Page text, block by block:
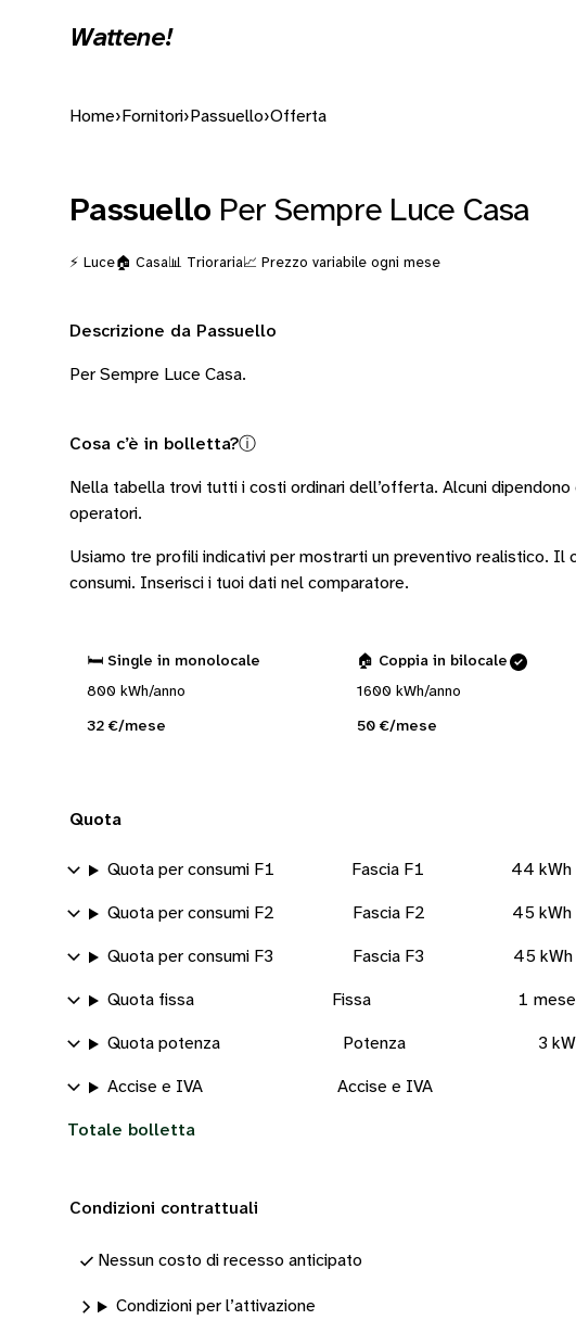
Wattene!
Home› Fornitori› Passuello›Offerta
Passuello Per Sempre Luce Casa
⚡ Luce🏠 Casa📊 Trioraria📈 Prezzo variabile ogni mese
Descrizione da Passuello
Per Sempre Luce Casa.
Cosa c’è in bolletta?ⓘ
Nella tabella trovi tutti i costi ordinari dell’offerta. Alcuni dipendono
operatori.
Usiamo tre profili indicativi per mostrarti un preventivo realistico. Il
consumi. Inserisci i tuoi dati nel comparatore.
🛏️ Single in monolocale
800 kWh/anno
32 €/mese
🏠 Coppia in bilocale
1600 kWh/anno
50 €/mese
Quota
Quota per consumi F1 Fascia F1 44 kWh
Quota per consumi F2 Fascia F2 45 kWh
Quota per consumi F3 Fascia F3 45 kWh
Quota fissa Fissa 1 mese
Quota potenza Potenza 3 kW
Accise e IVA Accise e IVA
Totale bolletta
Condizioni contrattuali
Nessun costo di recesso anticipato
Condizioni per l’attivazione